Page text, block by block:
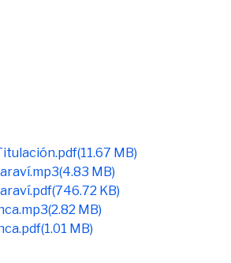
(11.67 MB)
(4.83 MB)
(746.72 KB)
(2.82 MB)
(1.01 MB)